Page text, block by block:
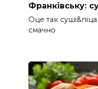
Франківську:
Оце так
смачно